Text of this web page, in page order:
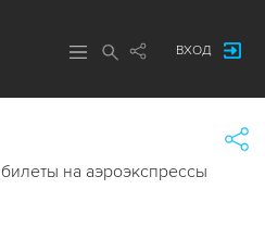
ВХОД
на аэроэкспрессы